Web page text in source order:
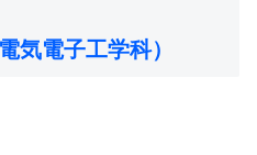
電子工学科）